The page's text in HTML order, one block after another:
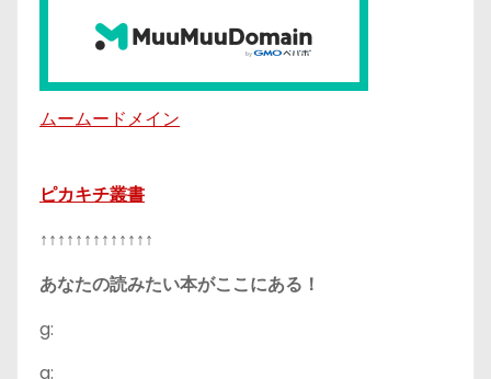
ムームードメイン
ピカキチ叢書
↑↑↑↑↑↑↑↑↑↑↑↑↑
あなたの読みたい本がここにある！
g:
a: